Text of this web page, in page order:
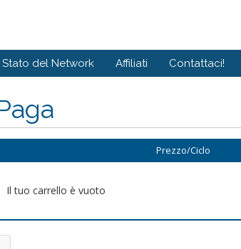
Stato del Network Affiliati Contattaci!
Prezzo/Ciclo
Il tuo carrello è vuoto